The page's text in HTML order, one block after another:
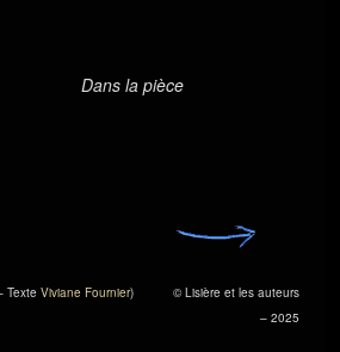
Dans la pièce
Texte Viviane Fournier) © Lisière et les auteurs
– 2025